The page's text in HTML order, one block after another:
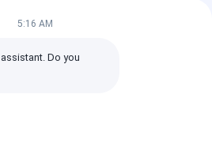
5:16 AM
Do you